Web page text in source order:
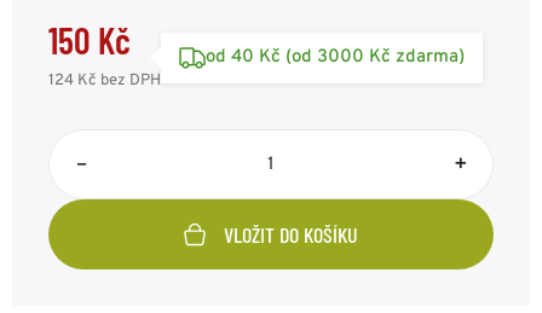
150 Kč
124 Kč bez DPH
od 40 Kč (od 3000 Kč zdarma)
– +
VLOŽIT DO KOŠÍKU